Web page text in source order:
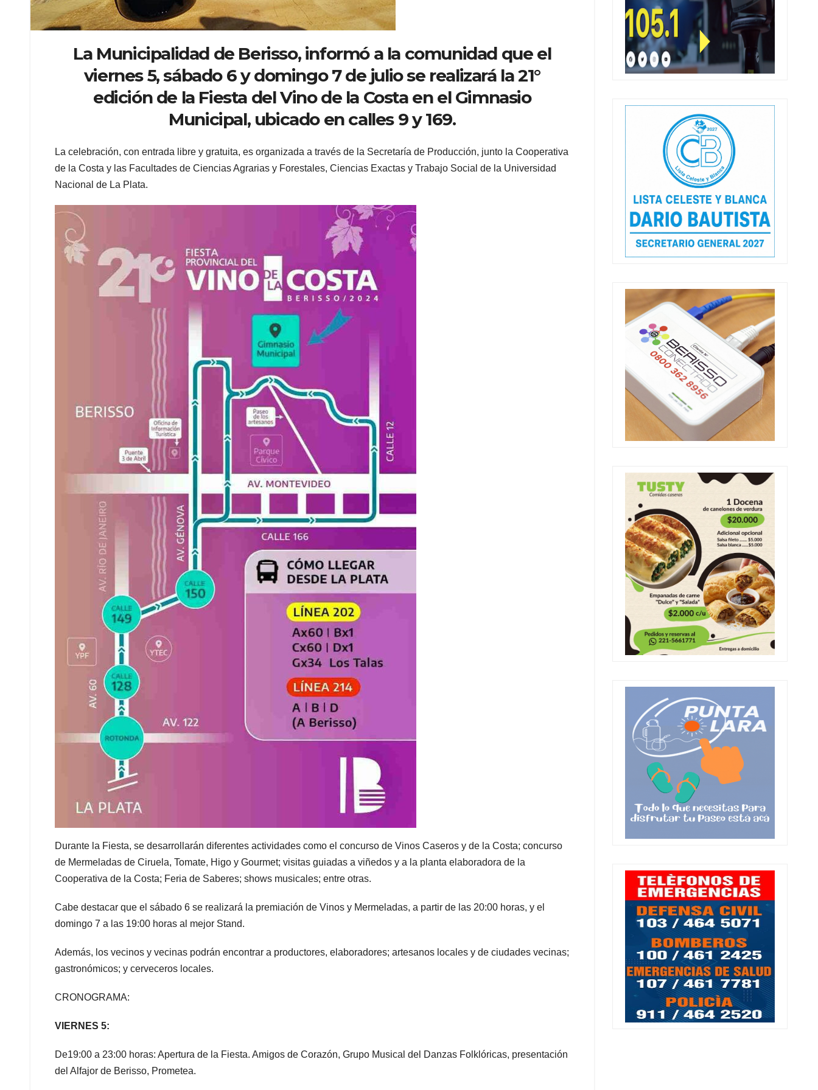
La Municipalidad de Berisso, informó a la comunidad que el
viernes 5, sábado 6 y domingo 7 de julio se realizará la 21°
edición de la Fiesta del Vino de la Costa en el Gimnasio
Municipal, ubicado en calles 9 y 169.
La celebración, con entrada libre y gratuita, es organizada a través de la Secretaría de Producción, junto la Cooperativa
de la Costa y las Facultades de Ciencias Agrarias y Forestales, Ciencias Exactas y Trabajo Social de la Universidad
Nacional de La Plata.
Durante la Fiesta, se desarrollarán diferentes actividades como el concurso de Vinos Caseros y de la Costa; concurso
de Mermeladas de Ciruela, Tomate, Higo y Gourmet; visitas guiadas a viñedos y a la planta elaboradora de la
Cooperativa de la Costa; Feria de Saberes; shows musicales; entre otras.
Cabe destacar que el sábado 6 se realizará la premiación de Vinos y Mermeladas, a partir de las 20:00 horas, y el
domingo 7 a las 19:00 horas al mejor Stand.
Además, los vecinos y vecinas podrán encontrar a productores, elaboradores; artesanos locales y de ciudades vecinas;
gastronómicos; y cerveceros locales.
CRONOGRAMA:
VIERNES 5:
De19:00 a 23:00 horas: Apertura de la Fiesta. Amigos de Corazón, Grupo Musical del Danzas Folklóricas, presentación
del Alfajor de Berisso, Prometea.